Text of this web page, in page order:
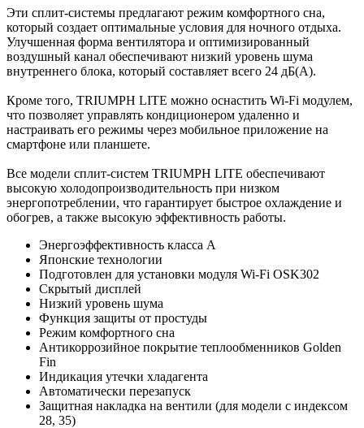
Эти сплит-системы предлагают режим комфортного сна,
который создает оптимальные условия для ночного отдыха.
Улучшенная форма вентилятора и оптимизированный
воздушный канал обеспечивают низкий уровень шума
внутреннего блока, который составляет всего 24 дБ(А).
Кроме того, TRIUMPH LITE можно оснастить Wi-Fi модулем,
что позволяет управлять кондиционером удаленно и
настраивать его режимы через мобильное приложение на
смартфоне или планшете.
Все модели сплит-систем TRIUMPH LITE обеспечивают
высокую холодопроизводительность при низком
энергопотреблении, что гарантирует быстрое охлаждение и
обогрев, а также высокую эффективность работы.
Энергоэффективность класса А
Японские технологии
Подготовлен для установки модуля Wi-Fi OSK302
Скрытый дисплей
Низкий уровень шума
Функция защиты от простуды
Режим комфортного сна
Антикоррозийное покрытие теплообменников Golden
Fin
Индикация утечки хладагента
Автоматически перезапуск
Защитная накладка на вентили (для модели с индексом
28, 35)